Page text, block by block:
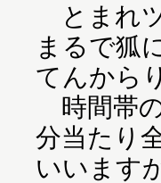
とまれ
まるで狐
てんから
時間帯
分当たり
いいます